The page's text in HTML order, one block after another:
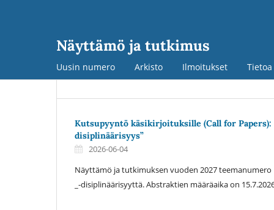
Näyttämö ja tutkimus
Uusin numero Arkisto Ilmoitukset Tietoa
Kutsupyyntö käsikirjoituksille (Call for
disiplinäärisyys”
2026-06-04
Näyttämö ja tutkimuksen vuoden 2027
_-disiplinäärisyyttä. Abstraktien määräaika on